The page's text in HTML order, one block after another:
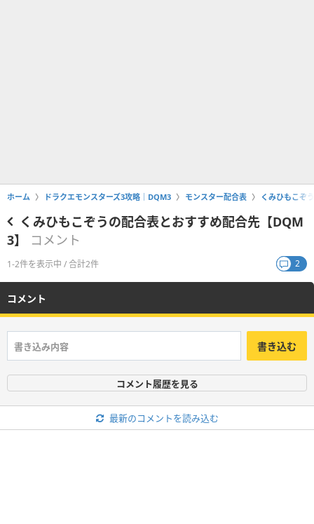
ホーム ドラクエモンスターズ3攻略｜DQM3 モンスター配合表 くみひもこぞ
くみひもこぞうの配合表とおすすめ配合先【DQM
3】
コメント
1-2件を表示中 / 合計2件 2
コメント
書き込む
コメント履歴を見る
最新のコメントを読み込む